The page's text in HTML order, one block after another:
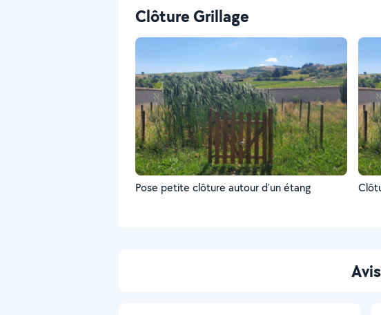
Clôture Grillage
Pose petite clôture autour d'un étang